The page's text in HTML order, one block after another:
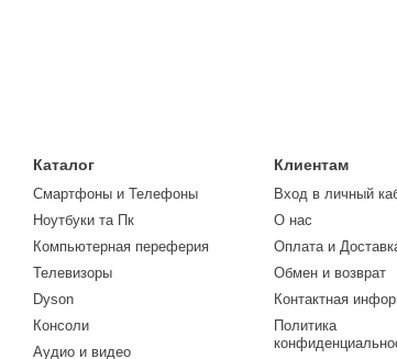
Каталог
Смартфоны и Телефоны
Ноутбуки та Пк
Компьютерная переферия
Телевизоры
Dyson
Консоли
Аудио и видео
Клиентам
Вход в личный
О нас
Оплата и
Обмен и возврат
Контактная
Политика